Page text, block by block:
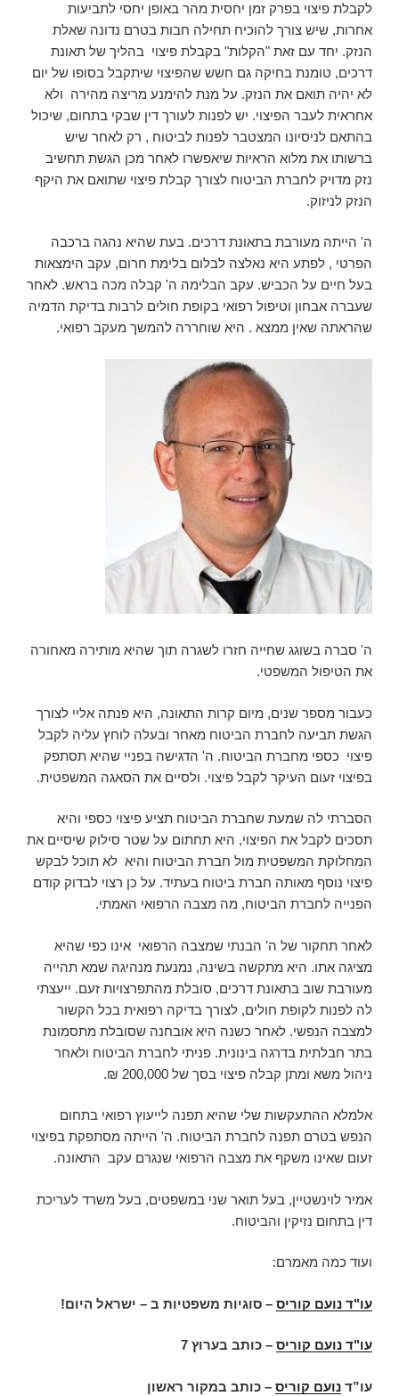
לקבלת פיצוי בפרק זמן יחסית מהר באופן יחסי לתביעות
אחרות, שיש צורך להוכיח תחילה חבות בטרם נדונה שאלת
הנזק. יחד עם זאת "הקלות" בקבלת פיצוי בהליך של תאונת
דרכים, טומנת בחיקה גם חשש שהפיצוי שיתקבל בסופו של יום
לא יהיה תואם את הנזק. על מנת להימנע מריצה מהירה ולא
אחראית לעבר הפיצוי. יש לפנות לעורך דין שבקי בתחום, שיכול
בהתאם לניסיונו המצטבר לפנות לביטוח , רק לאחר שיש
ברשותו את מלוא הראיות שיאפשרו לאחר מכן הגשת תחשיב
נזק מדויק לחברת הביטוח לצורך קבלת פיצוי שתואם את היקף
הנזק לניזוק.
ה' הייתה מעורבת בתאונת דרכים. בעת שהיא נהגה ברכבה
הפרטי , לפתע היא נאלצה לבלום בלימת חרום, עקב הימצאות
בעל חיים על הכביש. עקב הבלימה ה' קבלה מכה בראש. לאחר
שעברה אבחון וטיפול רפואי בקופת חולים לרבות בדיקת הדמיה
שהראתה שאין ממצא . היא שוחררה להמשך מעקב רפואי.
ה' סברה בשוגג שחייה חזרו לשגרה תוך שהיא מותירה מאחורה
את הטיפול המשפטי.
כעבור מספר שנים, מיום קרות התאונה, היא פנתה אליי לצורך
הגשת תביעה לחברת הביטוח מאחר ובעלה לוחץ עליה לקבל
פיצוי כספי מחברת הביטוח. ה' הדגישה בפניי שהיא תסתפק
בפיצוי זעום העיקר לקבל פיצוי. ולסיים את הסאגה המשפטית.
הסברתי לה שמעת שחברת הביטוח תציע פיצוי כספי והיא
תסכים לקבל את הפיצוי, היא תחתום על שטר סילוק שיסיים את
המחלוקת המשפטית מול חברת הביטוח והיא לא תוכל לבקש
פיצוי נוסף מאותה חברת ביטוח בעתיד. על כן רצוי לבדוק קודם
הפנייה לחברת הביטוח, מה מצבה הרפואי האמתי.
לאחר תחקור של ה' הבנתי שמצבה הרפואי אינו כפי שהיא
מציגה אתו. היא מתקשה בשינה, נמנעת מנהיגה שמא תהייה
מעורבת שוב בתאונת דרכים, סובלת מהתפרצויות זעם. ייעצתי
לה לפנות לקופת חולים, לצורך בדיקה רפואית בכל הקשור
למצבה הנפשי. לאחר כשנה היא אובחנה שסובלת מתסמונת
בתר חבלתית בדרגה בינונית. פניתי לחברת הביטוח ולאחר
ניהול משא ומתן קבלה פיצוי בסך של 200,000 ₪.
אלמלא ההתעקשות שלי שהיא תפנה לייעוץ רפואי בתחום
הנפש בטרם תפנה לחברת הביטוח. ה' הייתה מסתפקת בפיצוי
זעום שאינו משקף את מצבה הרפואי שנגרם עקב התאונה.
אמיר לוינשטיין, בעל תואר שני במשפטים, בעל משרד לעריכת
דין בתחום נזיקין והביטוח.
ועוד כמה מאמרם:
עו"ד נועם קוריס – סוגיות משפטיות ב – ישראל היום!
עו"ד נועם קוריס – כותב בערוץ 7
עו”ד נועם קוריס – כותב במקור ראשון